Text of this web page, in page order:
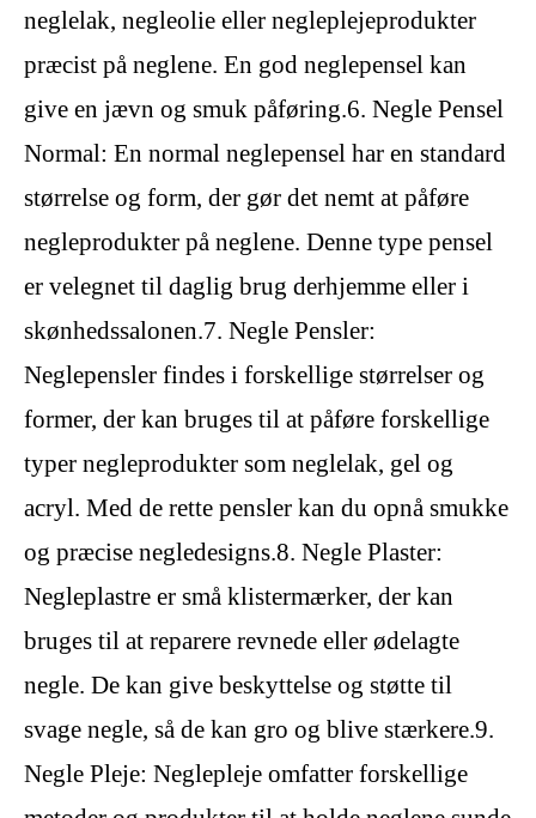
neglelak, negleolie eller negleplejeprodukter
præcist på neglene. En god neglepensel kan
give en jævn og smuk påføring.6. Negle Pensel
Normal: En normal neglepensel har en standard
størrelse og form, der gør det nemt at påføre
negleprodukter på neglene. Denne type pensel
er velegnet til daglig brug derhjemme eller i
skønhedssalonen.7. Negle Pensler:
Neglepensler findes i forskellige størrelser og
former, der kan bruges til at påføre forskellige
typer negleprodukter som neglelak, gel og
acryl. Med de rette pensler kan du opnå smukke
og præcise negledesigns.8. Negle Plaster:
Negleplastre er små klistermærker, der kan
bruges til at reparere revnede eller ødelagte
negle. De kan give beskyttelse og støtte til
svage negle, så de kan gro og blive stærkere.9.
Negle Pleje: Neglepleje omfatter forskellige